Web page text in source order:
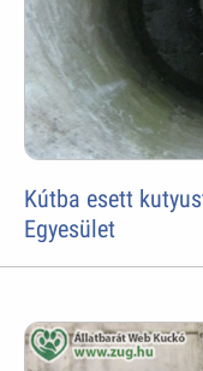
Kútba esett
Egyesület